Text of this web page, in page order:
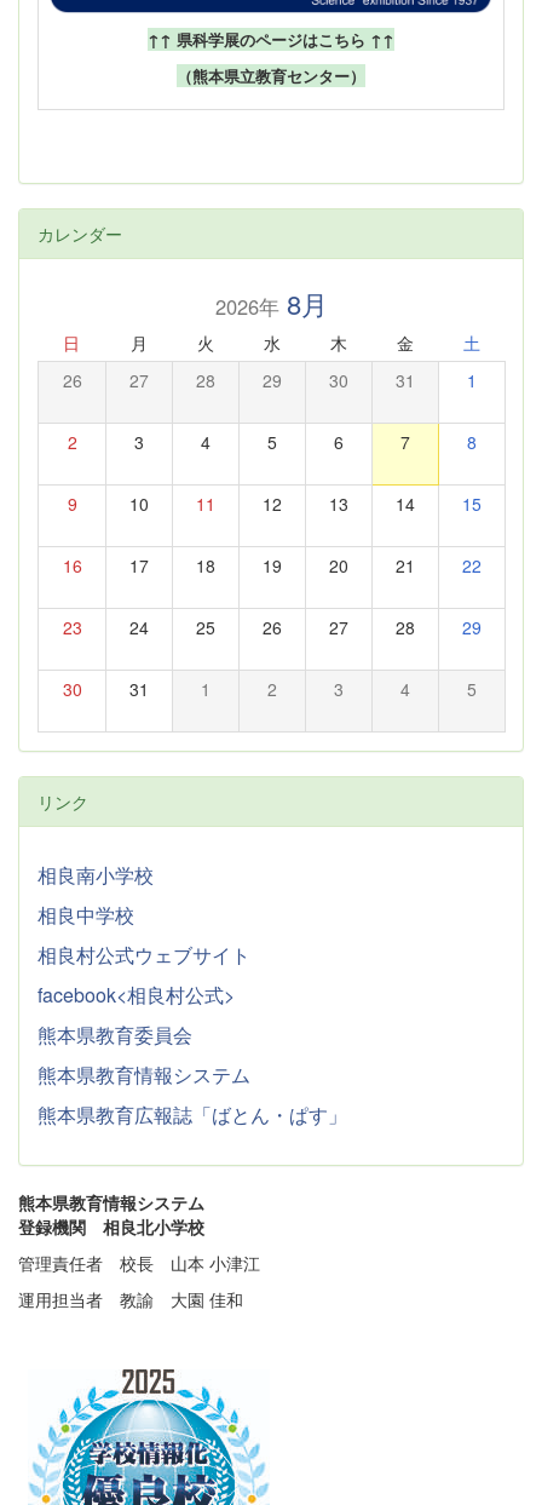
↑↑ 県科学展のページはこちら ↑↑
（熊本県立教育センター）
カレンダー
2026年8月
日 月 火 水 木 金 土
26 27 28 29 30 31 1
2 3 4 5 6 7 8
9 10 11 12 13 14 15
16 17 18 19 20 21 22
23 24 25 26 27 28 29
30 31 1 2 3 4 5
リンク
相良南小学校
相良中学校
相良村公式ウェブサイト
facebook<相良村公式>
熊本県教育委員会
熊本県教育情報システム
熊本県教育広報誌「ばとん・ぱす」
熊本県教育情報システム
登録機関 相良北小学校
管理責任者 校長 山本 小津江
運用担当者 教諭 大園 佳和